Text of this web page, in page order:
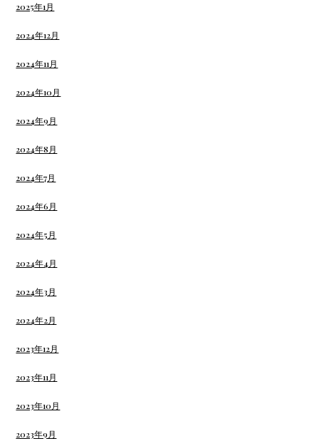
2025年1月
2024年12月
2024年11月
2024年10月
2024年9月
2024年8月
2024年7月
2024年6月
2024年5月
2024年4月
2024年3月
2024年2月
2023年12月
2023年11月
2023年10月
2023年9月